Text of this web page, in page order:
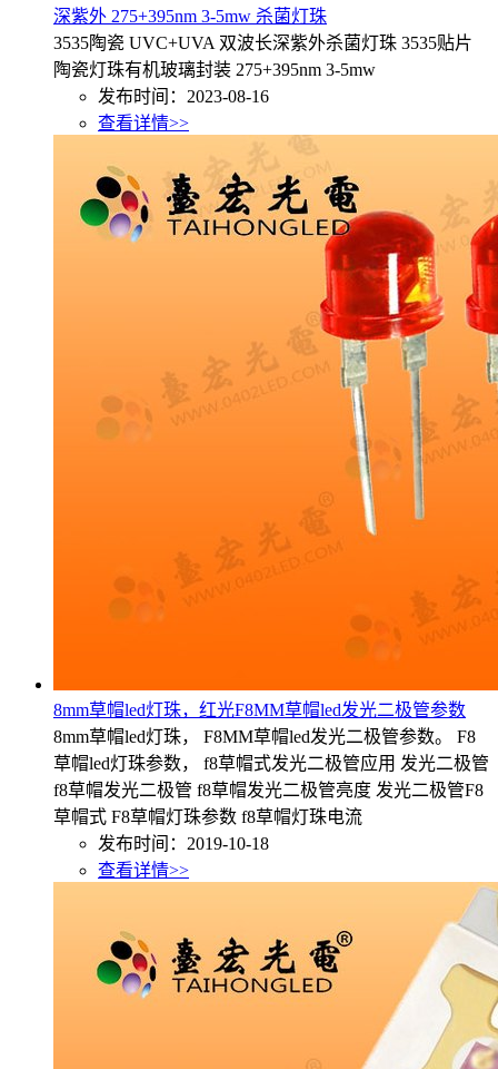
深紫外 275+395nm 3-5mw 杀菌灯珠
3535陶瓷 UVC+UVA 双波长深紫外杀菌灯珠 3535贴片
陶瓷灯珠有机玻璃封装 275+395nm 3-5mw
发布时间：2023-08-16
查看详情>>
8mm草帽led灯珠，红光F8MM草帽led发光二极管参数
8mm草帽led灯珠， F8MM草帽led发光二极管参数。 F8
草帽led灯珠参数， f8草帽式发光二极管应用 发光二极管
f8草帽发光二极管 f8草帽发光二极管亮度 发光二极管F8
草帽式 F8草帽灯珠参数 f8草帽灯珠电流
发布时间：2019-10-18
查看详情>>